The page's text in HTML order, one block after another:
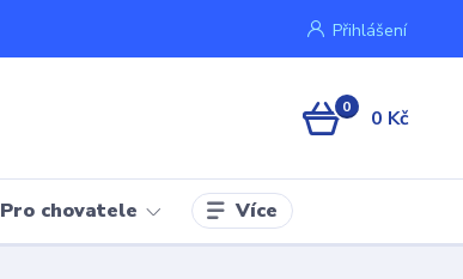
Přihlášení
0 0 Kč
Pro chovatele Více